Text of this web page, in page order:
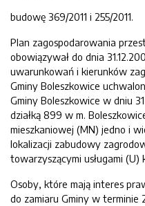
budowę 369/2011 i 255/2011.
Plan zagospodarowania
obowiązywał do dnia
uwarunkowań i kierunków
Gminy Boleszkowice
Gminy Boleszkowice w dniu
działką 899 w m.
mieszkaniowej (MN) jedno i
lokalizacji zabudowy
towarzyszącymi usługami (U)
Osoby, które mają interes
do zamiaru Gminy w terminie